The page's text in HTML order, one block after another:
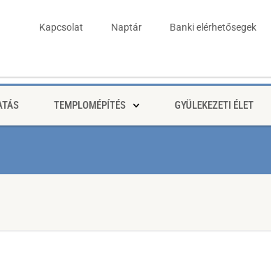
Kapcsolat Naptár Banki elérhetősegek
TEMPLOMÉPÍTÉS GYÜLEKEZETI ÉLET